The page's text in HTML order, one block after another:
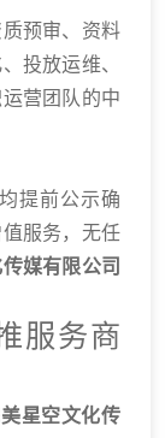
预审、资料
投放运维、
营团队的中
提前公示确
服务，无任
媒有限公司
服务商
星空文化传